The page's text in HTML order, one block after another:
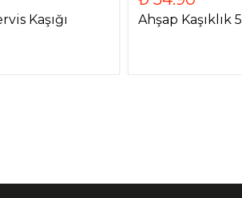
Kaşığı Ahşap Kaşıklık